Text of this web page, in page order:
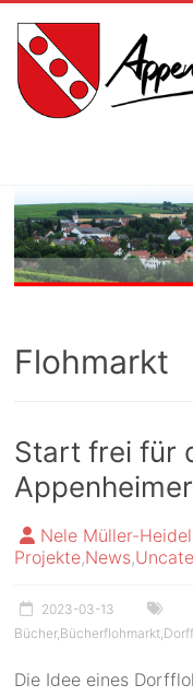
content
Community
Flohmarkt
Start frei für
Nele Müller-
Projekte,News,
2023-03-13
Bücher, Bücherflohmarkt
Die Idee eines